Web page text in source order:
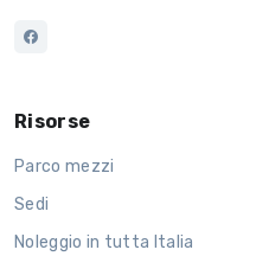
Risorse
Parco mezzi
Sedi
Noleggio in tutta Italia